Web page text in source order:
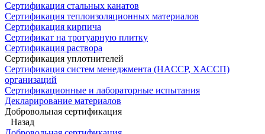
Сертификация стальных канатов
Сертификация теплоизоляционных материалов
Сертификация кирпича
Сертификат на тротуарную плитку
Сертификация раствора
Сертификация уплотнителей
Сертификация систем менеджмента (HACCP, ХАССП)
организаций
Сертификационные и лабораторные испытания
Декларирование материалов
Добровольная сертификация
Назад